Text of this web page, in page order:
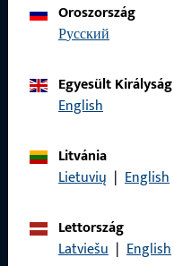
Oroszország
русский
Egyesült Királyság
English
Litvánia
Lietuvių | English
Lettország
Latviešu | English